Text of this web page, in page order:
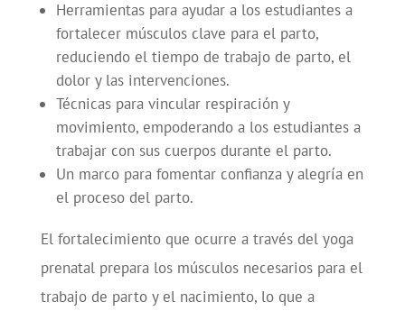
Herramientas para ayudar a los estudiantes a
fortalecer músculos clave para el parto,
reduciendo el tiempo de trabajo de parto, el
dolor y las intervenciones.
Técnicas para vincular respiración y
movimiento, empoderando a los estudiantes a
trabajar con sus cuerpos durante el parto.
Un marco para fomentar confianza y alegría en
el proceso del parto.
El fortalecimiento que ocurre a través del yoga
prenatal prepara los músculos necesarios para el
trabajo de parto y el nacimiento, lo que a